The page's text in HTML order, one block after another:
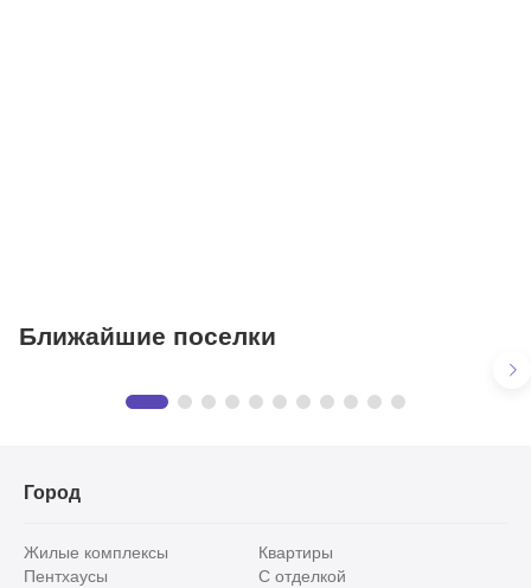
Ближайшие поселки
Павлово
Город
Жилые комплексы
Квартиры
Пентхаусы
С отделкой